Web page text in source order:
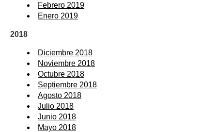
Febrero 2019
Enero 2019
2018
Diciembre 2018
Noviembre 2018
Octubre 2018
Septiembre 2018
Agosto 2018
Julio 2018
Junio 2018
Mayo 2018